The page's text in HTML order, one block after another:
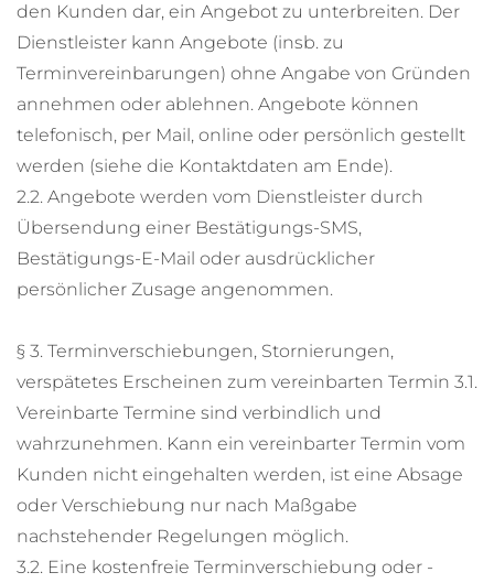
den Kunden dar, ein Angebot zu unterbreiten. Der
Dienstleister kann Angebote (insb. zu
Terminvereinbarungen) ohne Angabe von Gründen
annehmen oder ablehnen. Angebote können
telefonisch, per Mail, online oder persönlich gestellt
werden (siehe die Kontaktdaten am Ende).
2.2. Angebote werden vom Dienstleister durch
Übersendung einer Bestätigungs-SMS,
Bestätigungs-E-Mail oder ausdrücklicher
persönlicher Zusage angenommen.
§ 3. Terminverschiebungen, Stornierungen,
verspätetes Erscheinen zum vereinbarten Termin 3.1.
Vereinbarte Termine sind verbindlich und
wahrzunehmen. Kann ein vereinbarter Termin vom
Kunden nicht eingehalten werden, ist eine Absage
oder Verschiebung nur nach Maßgabe
nachstehender Regelungen möglich.
3.2. Eine kostenfreie Terminverschiebung oder -